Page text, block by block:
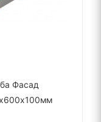
Фасад